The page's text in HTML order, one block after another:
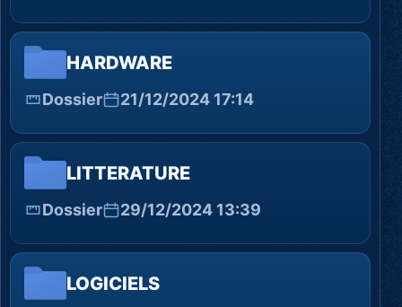
HARDWARE
Dossier 21/12/2024 17:14
LITTERATURE
Dossier 29/12/2024 13:39
LOGICIELS